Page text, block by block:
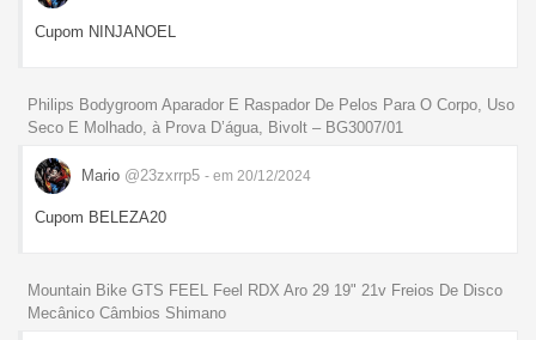
Cupom NINJANOEL
Philips Bodygroom Aparador E Raspador De Pelos Para O Corpo, Uso
Seco E Molhado, à Prova D’água, Bivolt – BG3007/01
Mario @23zxrrp5 - em 20/12/2024
Cupom BELEZA20
Mountain Bike GTS FEEL Feel RDX Aro 29 19" 21v Freios De Disco
Mecânico Câmbios Shimano